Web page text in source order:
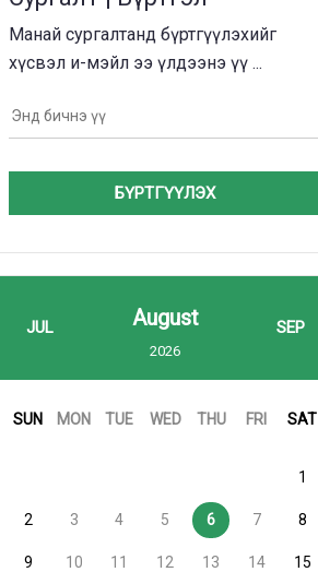
Манай сургалтанд бүртгүүлэхийг
хүсвэл и-мэйл ээ үлдээнэ үү ...
БҮРТГҮҮЛЭХ
JUL August
2026
SEP
SUN MON TUE WED THU FRI SAT
1
2 3 4 5 6 7 8
9 10 11 12 13 14 15